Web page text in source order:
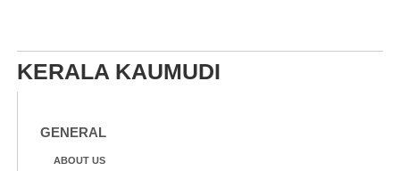
KERALA KAUMUDI
GENERAL
ABOUT US